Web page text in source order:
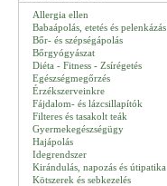
Allergia ellen
Babaápolás, etetés és pelenkázás
Bőr- és szépségápolás
Bőrgyógyászat
Diéta - Fitness - Zsírégetés
Egészségmegőrzés
Érzékszerveinkre
Fájdalom- és lázcsillapítók
Filteres és tasakolt teák
Gyermekegészségügy
Hajápolás
Idegrendszer
Kirándulás, napozás és útipatika
Kötszerek és sebkezelés